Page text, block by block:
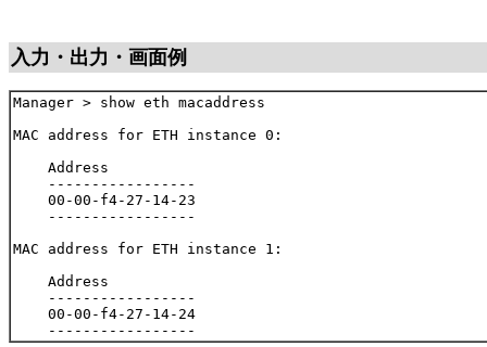
入力・出力・画面例
Manager > show eth macaddress
MAC address for ETH instance 0:
    Address
    -----------------
    00-00-f4-27-14-23
    -----------------
MAC address for ETH instance 1:
    Address
    -----------------
    00-00-f4-27-14-24